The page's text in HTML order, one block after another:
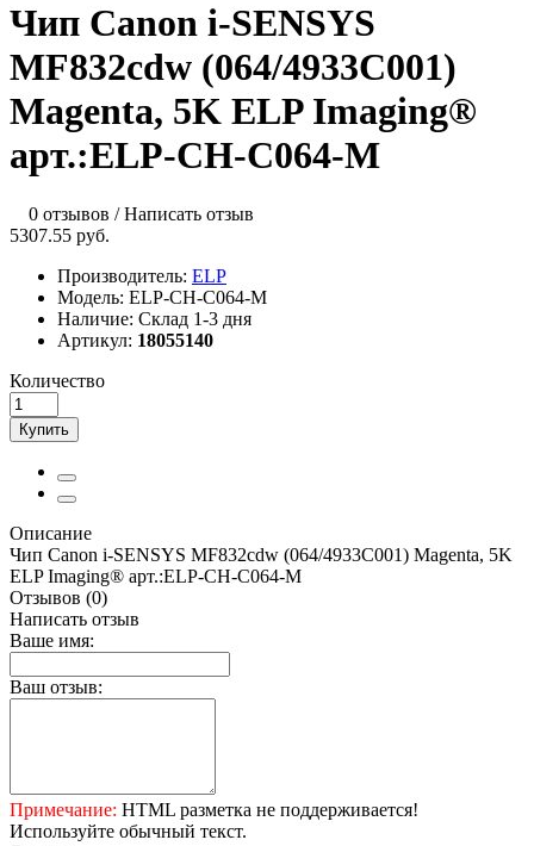
Чип Canon i-SENSYS
MF832cdw (064/4933C001)
Magenta, 5K ELP Imaging®
арт.:ELP-CH-C064-M
0 отзывов /Написать отзыв
5307.55 руб.
Производитель: ELP
Модель: ELP-CH-C064-M
Наличие: Склад 1-3 дня
Артикул: 18055140
Количество
Купить
Описание
Чип Canon i-SENSYS MF832cdw (064/4933C001) Magenta, 5K
ELP Imaging® арт.:ELP-CH-C064-M
Отзывов (0)
Написать отзыв
Ваше имя:
Ваш отзыв:
Примечание: HTML разметка не поддерживается!
Используйте обычный текст.